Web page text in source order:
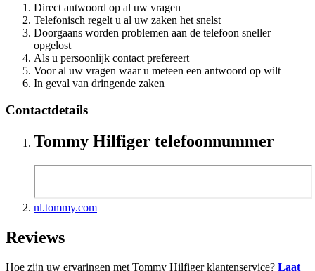
Direct antwoord op al uw vragen
Telefonisch regelt u al uw zaken het snelst
Doorgaans worden problemen aan de telefoon sneller
opgelost
Als u persoonlijk contact prefereert
Voor al uw vragen waar u meteen een antwoord op wilt
In geval van dringende zaken
Contactdetails
Tommy Hilfiger telefoonnummer
nl.tommy.com
Reviews
Hoe zijn uw ervaringen met Tommy Hilfiger klantenservice? Laat